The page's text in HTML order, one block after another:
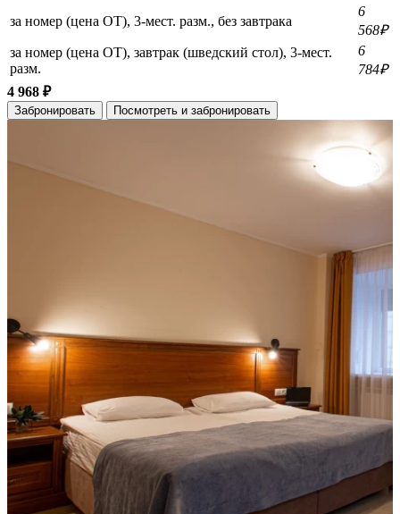
за номер (цена ОТ), 3-мест. разм., без завтрака
6
568₽
за номер (цена ОТ), завтрак (шведский стол), 3-мест.
разм.
6
784₽
4 968 ₽
Забронировать Посмотреть и забронировать